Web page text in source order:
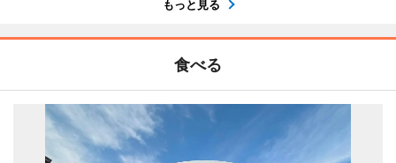
もっと見る
食べる